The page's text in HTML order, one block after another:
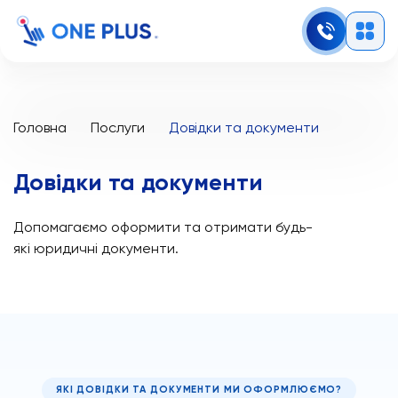
Головна Послуги Довідки та документи
Довідки та документи
Допомагаємо оформити та отримати будь-
які юридичні документи.
ЯКІ ДОВІДКИ ТА ДОКУМЕНТИ МИ ОФОРМЛЮЄМО?